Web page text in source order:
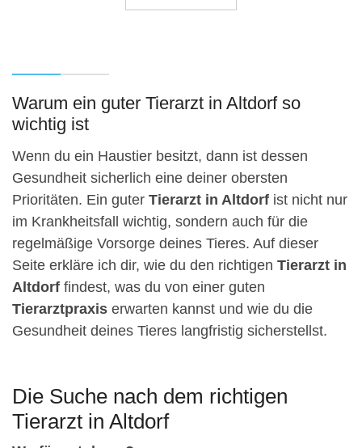
Warum ein guter Tierarzt in Altdorf so
wichtig ist
Wenn du ein Haustier besitzt, dann ist dessen
Gesundheit sicherlich eine deiner obersten
Prioritäten. Ein guter Tierarzt in Altdorf ist nicht nur
im Krankheitsfall wichtig, sondern auch für die
regelmäßige Vorsorge deines Tieres. Auf dieser
Seite erkläre ich dir, wie du den richtigen Tierarzt in
Altdorf findest, was du von einer guten
Tierarztpraxis erwarten kannst und wie du die
Gesundheit deines Tieres langfristig sicherstellst.
Die Suche nach dem richtigen
Tierarzt in Altdorf